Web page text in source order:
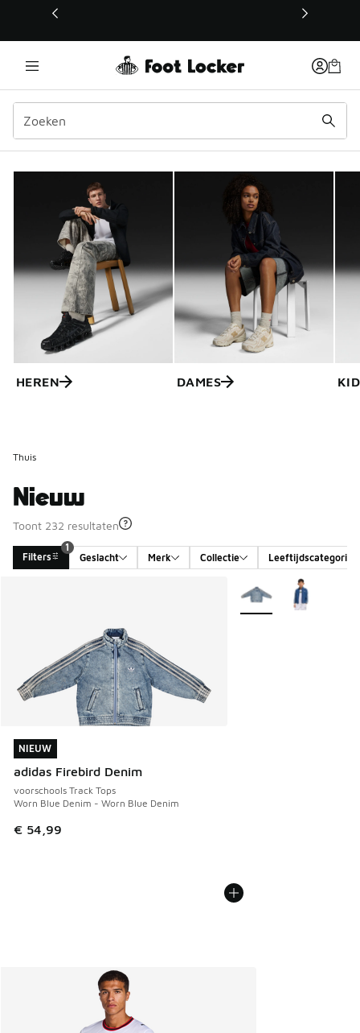
Deze link wordt geopend in een nieuw venster
HEREN DAMES
Thuis
Nieuw
Toont 232 resultaten
Filters
1
Geslacht
Merk Collectie Leeftijdscategorie
NIEUW
adidas Firebird Denim
voorschools Track Tops
Worn Blue Denim - Worn Blue Denim
€ 54,99
NIEUW
Meer kleuren